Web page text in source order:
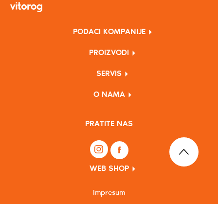
PODACI KOMPANIJE
PROIZVODI
SERVIS
O NAMA
PRATITE NAS
WEB SHOP
Impresum